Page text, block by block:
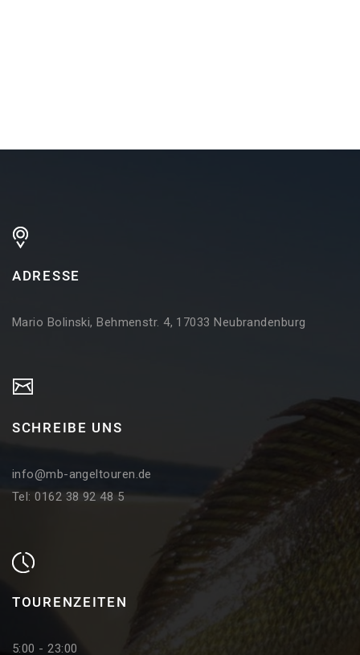
ADRESSE
Mario Bolinski, Behmenstr. 4, 17033 Neubrandenburg
SCHREIBE UNS
info@mb-angeltouren.de
Tel: 0162 38 92 48 5
TOURENZEITEN
5:00 - 23:00